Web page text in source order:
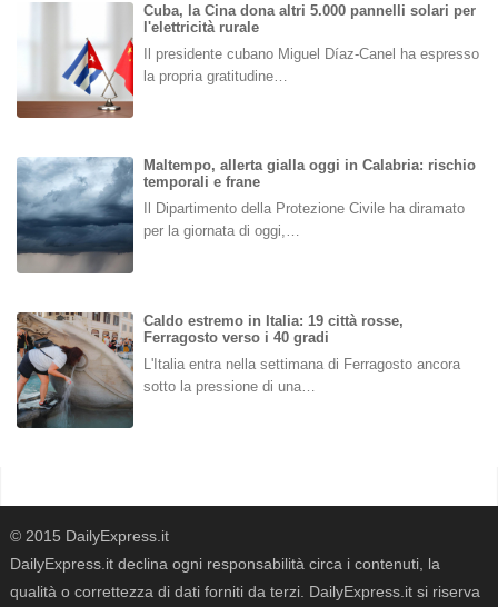
Cuba, la Cina dona altri 5.000 pannelli solari per
l'elettricità rurale
Il presidente cubano Miguel Díaz-Canel ha espresso
la propria gratitudine…
Maltempo, allerta gialla oggi in Calabria: rischio
temporali e frane
Il Dipartimento della Protezione Civile ha diramato
per la giornata di oggi,…
Caldo estremo in Italia: 19 città rosse,
Ferragosto verso i 40 gradi
L'Italia entra nella settimana di Ferragosto ancora
sotto la pressione di una…
© 2015 DailyExpress.it
DailyExpress.it declina ogni responsabilità circa i contenuti, la
qualità o correttezza di dati forniti da terzi. DailyExpress.it si riserva